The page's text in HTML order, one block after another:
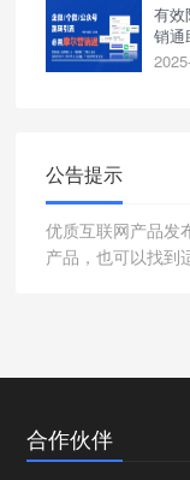
有效
销通
公告提示
优质互联网产品发
产品，也可以找到
合作伙伴